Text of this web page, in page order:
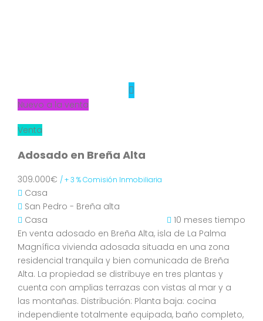
Nuevo a la venta
Venta
Adosado en Breña Alta
309.000€ / + 3 % Comisión Inmobiliaria
Casa
San Pedro - Breña alta
Casa
10 meses tiempo
En venta adosado en Breña Alta, isla de La Palma
Magnífica vivienda adosada situada en una zona
residencial tranquila y bien comunicada de Breña
Alta. La propiedad se distribuye en tres plantas y
cuenta con amplias terrazas con vistas al mar y a
las montañas. Distribución: Planta baja: cocina
independiente totalmente equipada, baño completo,